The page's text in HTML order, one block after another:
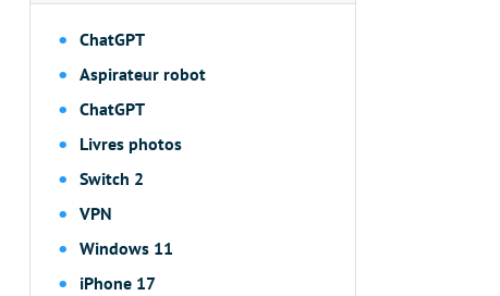
ChatGPT
Aspirateur robot
ChatGPT
Livres photos
Switch 2
VPN
Windows 11
iPhone 17